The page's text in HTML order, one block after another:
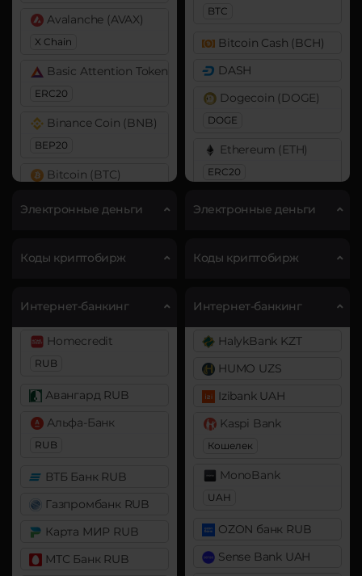
Avalanche (AVAX)
X Chain
Basic Attention Token (BAT)
ERC20
Binance Coin (BNB)
BEP20
Bitcoin (BTC)
Cardano (ADA)
ERC20
Cosmos (ATOM)
DAI
ERC20
Decentraland (MANA)
Dogecoin (DOGE)
Polkadot (DOT)
Электронные деньги
Коды криптобирж
Интернет-банкинг
Homecredit
RUB
Авангард RUB
Альфа-Банк
RUB
ВТБ Банк RUB
Газпромбанк RUB
Карта МИР RUB
МТС Банк RUB
BTC
Bitcoin Cash (BCH)
DASH
Dogecoin (DOGE)
DOGE
Ethereum (ETH)
ERC20
Litecoin (LTC)
Solana (SOL)
ERC20 TRC20 BEP20
Tron (TRX)
USD Coin (USDC)
ERC20 BEP20
Электронные деньги
Коды криптобирж
Интернет-банкинг
HalykBank KZT
HUMO UZS
Izibank UAH
Kaspi Bank
Кошелек
MonoBank
UAH
OZON банк RUB
Sense Bank UAH